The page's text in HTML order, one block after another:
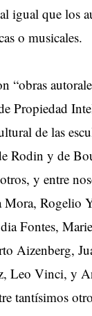
igual que los
o musicales.
“obras
Propiedad
de las
Rodin y de
y entre
Rogelio
Fontes,
Aizenberg,
Leo Vinci, y
tantísimos